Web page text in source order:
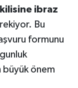
ibraz
Bu
formunu
büyük önem